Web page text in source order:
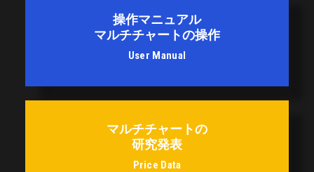
操作マニュアル
マルチチャートの操作
User Manual
マルチチャートの
研究発表
Price Data